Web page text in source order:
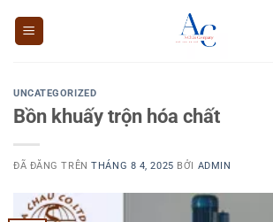
UNCATEGORIZED
Bồn khuấy trộn hóa chất
ĐÃ ĐĂNG TRÊNTHÁNG 8 4, 2025 BỞI ADMIN